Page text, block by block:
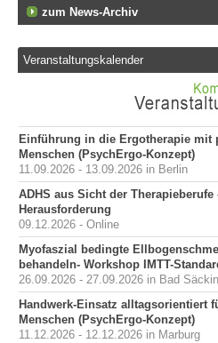
zum News-Archiv
Veranstaltungskalender
Einführung in die Ergotherapie mit
Menschen (PsychErgo-Konzept)
11.09.2026 - 13.09.2026 in Berlin
ADHS aus Sicht der
Herausforderung
09.12.2026 - Online
Myofaszial bedingte
behandeln- Workshop IMTT-
26.09.2026 - 27.09.2026 in Bad
Handwerk-Einsatz alltagsorientiert
Menschen (PsychErgo-Konzept)
11.12.2026 - 12.12.2026 in Marburg